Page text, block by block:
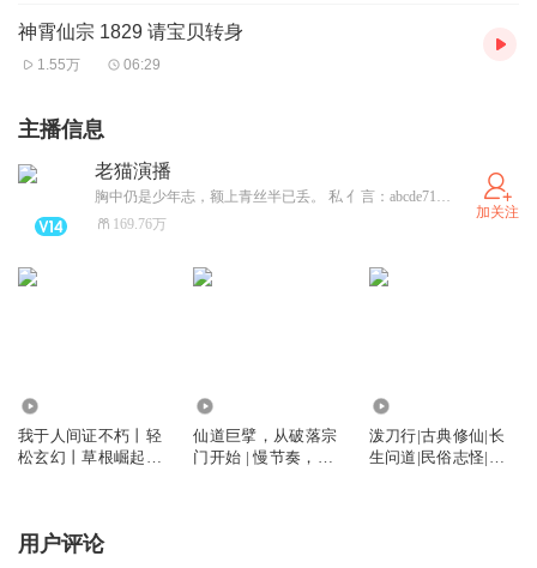
神霄仙宗 1829 请宝贝转身
1.55万 06:29
主播信息
老猫演播
胸中仍是少年志，额上青丝半已丢。 私 亻言：abcde71853
169.76万
加关注
我于人间证不朽丨轻
松玄幻丨草根崛起丨
仙道巨擘，从破落宗
门开始 | 慢节奏，智
泼刀行|古典修仙|长
生问道|民俗志怪|多
用户评论